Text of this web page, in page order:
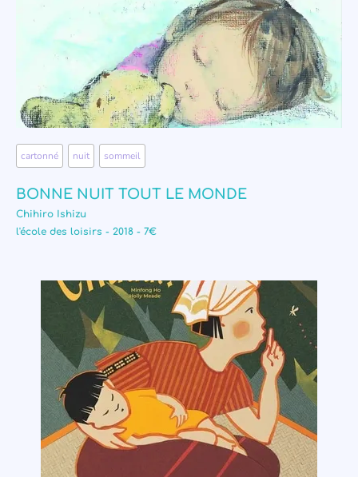
cartonné nuit sommeil
BONNE NUIT TOUT LE MONDE
Chihiro Ishizu
l'école des loisirs - 2018 - 7€